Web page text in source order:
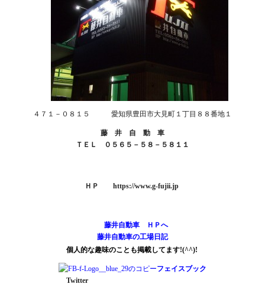
４７１－０８１５ 愛知県豊田市大見町１丁目８８番地１
藤 井 自 動 車
ＴＥＬ ０５６５－５８－５８１１
ＨＰ https://www.g-fujii.jp
藤井自動車 ＨＰへ
藤井自動車の工場日記
個人的な趣味のことも掲載してます!(^^)!
フェイスブック
Twitter